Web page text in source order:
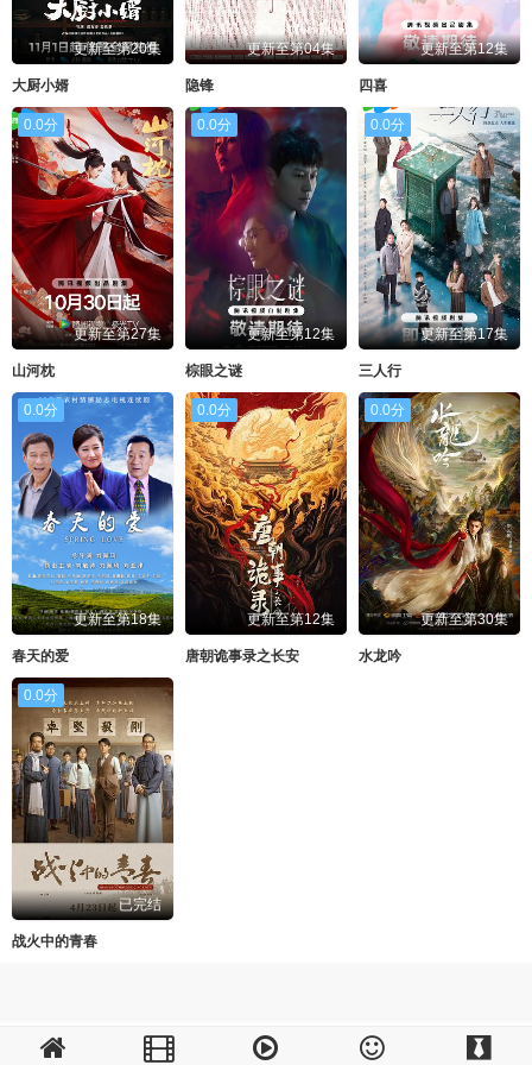
更新至第20集
大厨小婿
更新至第04集
隐锋
更新至第12集
四喜
0.0分
更新至第27集
山河枕
0.0分
更新至第12集
棕眼之谜
0.0分
更新至第17集
三人行
0.0分
更新至第18集
春天的爱
0.0分
更新至第12集
唐朝诡事录之长安
0.0分
更新至第30集
水龙吟
0.0分
已完结
战火中的青春